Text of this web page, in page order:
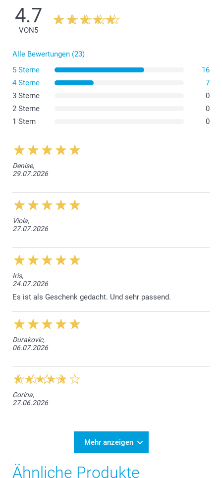
4.7
VON5
Alle Bewertungen (23)
5 Sterne
16
4 Sterne
7
3 Sterne
0
2 Sterne
0
1 Stern
0
Denise,
29.07.2026
Viola,
27.07.2026
Iris,
24.07.2026
Es ist als Geschenk gedacht. Und sehr passend.
Durakovic,
06.07.2026
Corina,
27.06.2026
Mehr anzeigen
Ähnliche Produkte